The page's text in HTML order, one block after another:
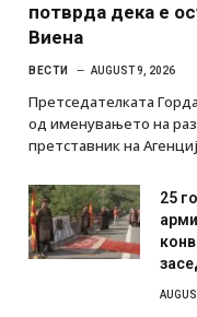
потврда дека е
Виена
ВЕСТИ AUGUST 9, 2026
Претседателката
од именувањето на
претставник на
25